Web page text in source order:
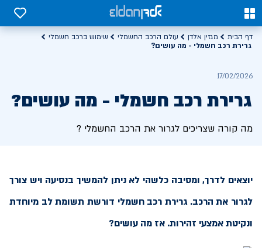
0
0
דף הבית מגזין אלדן עולם הרכב החשמלי
שימוש ברכב חשמלי
גרירת רכב חשמלי - מה עושים?
17/02/2026
גרירת רכב חשמלי - מה עושים?
מה קורה שצריכים לגרור את הרכב החשמלי ?
יוצאים לדרך, ומסיבה כלשהי לא ניתן להמשיך בנסיעה ויש צורך
לגרור את הרכב. גרירת רכב חשמלי דורשת תשומת לב מיוחדת
ונקיטת אמצעי זהירות. אז מה עושים?